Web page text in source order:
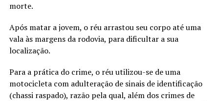
morte.
Após matar a jovem, o réu arrastou seu corpo até uma
vala às margens da rodovia, para dificultar a sua
localização.
Para a prática do crime, o réu utilizou-se de uma
motocicleta com adulteração de sinais de identificação
(chassi raspado), razão pela qual, além dos crimes de